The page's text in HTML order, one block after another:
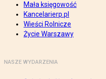
Mała księgowość
Kancelarierp.pl
Wieści Rolnicze
Życie Warszawy
NASZE WYDARZENIA